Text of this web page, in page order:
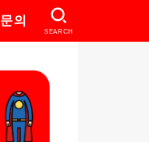
문의
SEARCH